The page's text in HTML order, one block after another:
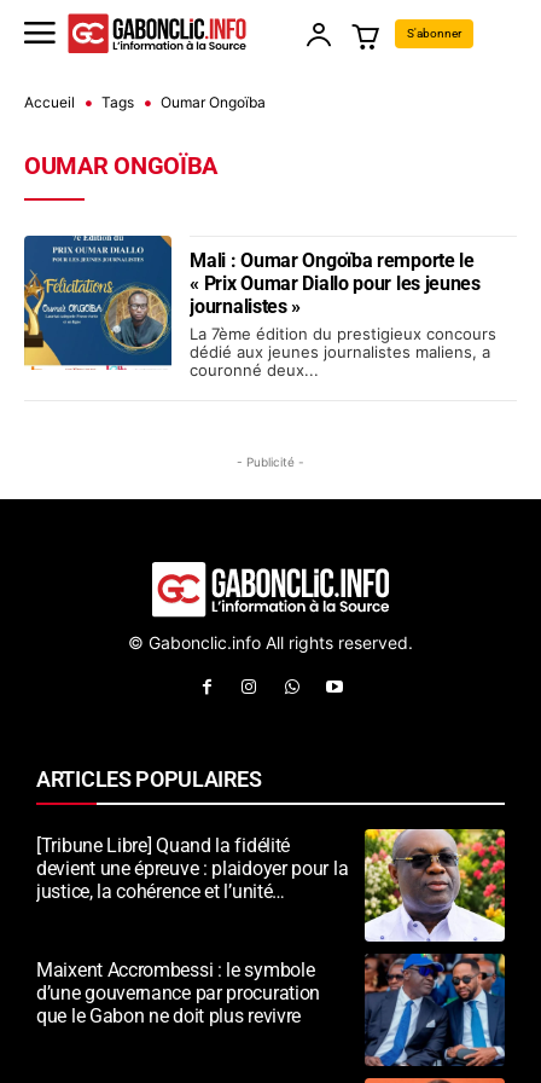
S'abonner
Accueil Tags Oumar Ongoïba
OUMAR ONGOÏBA
Mali : Oumar Ongoïba remporte le
« Prix Oumar Diallo pour les jeunes
journalistes »
La 7ème édition du prestigieux concours
dédié aux jeunes journalistes maliens, a
couronné deux...
- Publicité -
© Gabonclic.info All rights reserved.
ARTICLES POPULAIRES
[Tribune Libre] Quand la fidélité
devient une épreuve : plaidoyer pour la
justice, la cohérence et l’unité
Maixent Accrombessi : le symbole
d’une gouvernance par procuration
que le Gabon ne doit plus revivre